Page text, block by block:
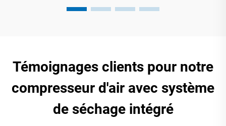
Témoignages clients pour notre
compresseur d'air avec système
de séchage intégré